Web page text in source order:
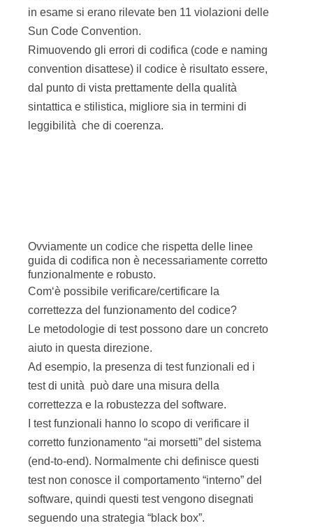
in esame si erano rilevate ben 11 violazioni delle
Sun Code Convention.
Rimuovendo gli errori di codifica (code e naming
convention disattese) il codice è risultato essere,
dal punto di vista prettamente della qualità
sintattica e stilistica, migliore sia in termini di
leggibilità che di coerenza.
aiuto in questa direzione.
Ad esempio, la presenza di test funzionali ed i
test di unità può dare una misura della
correttezza e la robustezza del software.
I test funzionali hanno lo scopo di verificare il
corretto funzionamento “ai morsetti” del sistema
(end-to-end). Normalmente chi definisce questi
test non conosce il comportamento “interno” del
software, quindi questi test vengono disegnati
seguendo una strategia “black box”.
Viceversa, la strategia “white-box” presume che i
test vengano definiti sulla base della conoscenza
del funzionamento interno del sistema. I test di
unità , il cui scopo è di verificare la correttezza di
singole componenti del sistema, e che